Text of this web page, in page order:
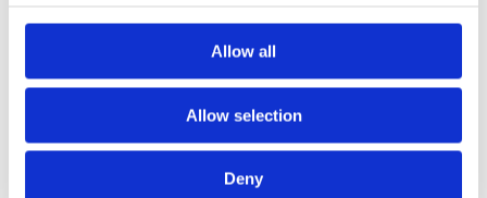
Allow all
Allow selection
Deny
BUFF Coolnet UV+ Solid Night
multifunctionele accessoire...
Woolpower Balaclava Lite
Black
maar biedt nog s...